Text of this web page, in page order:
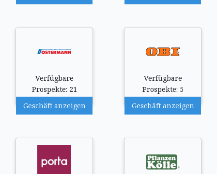
Verfügbare
Prospekte: 21
Geschäft anzeigen
Verfügbare
Prospekte: 5
Geschäft anzeigen